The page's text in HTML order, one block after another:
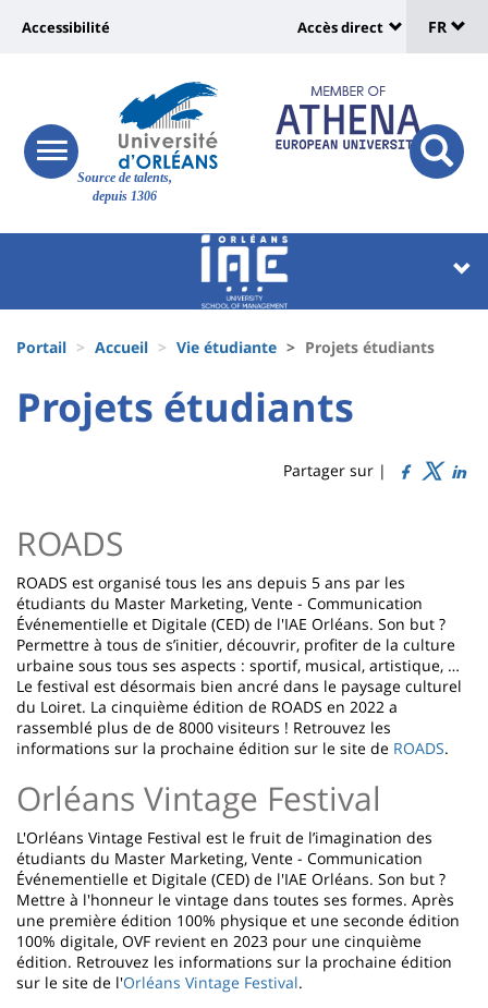
Site
Source de talents,
depuis 1306
Recherche
responsive
menu
button
Université
vers
page
accessibilité
Accessibilité
:
Shortcut
links
Accès direct
de
FR
Block
liste
des
composantes
d'Ariane
Portail Accueil Vie étudiante Projets étudiants
University
University
Titre
Projets étudiants
Partager sur |
Contenu
de
la
page
principale
ROADS
ROADS est organisé tous les ans depuis 5 ans par les
étudiants du Master Marketing, Vente - Communication
Événementielle et Digitale (CED) de l'IAE Orléans. Son but ?
Permettre à tous de s’initier, découvrir, profiter de la culture
urbaine sous tous ses aspects : sportif, musical, artistique, …
Le festival est désormais bien ancré dans le paysage culturel
du Loiret. La cinquième édition de ROADS en 2022 a
rassemblé plus de de 8000 visiteurs ! Retrouvez les
informations sur la prochaine édition sur le site de ROADS.
Orléans Vintage Festival
L'Orléans Vintage Festival est le fruit de l’imagination des
étudiants du Master Marketing, Vente - Communication
Événementielle et Digitale (CED) de l'IAE Orléans. Son but ?
Mettre à l'honneur le vintage dans toutes ses formes. Après
une première édition 100% physique et une seconde édition
100% digitale, OVF revient en 2023 pour une cinquième
édition. Retrouvez les informations sur la prochaine édition
sur le site de l'Orléans Vintage Festival.